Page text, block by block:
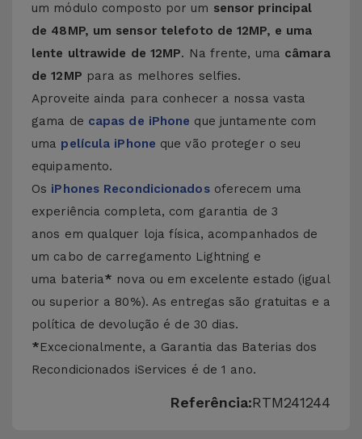
um módulo composto por um sensor principal
de 48MP, um sensor telefoto de 12MP, e uma
lente ultrawide de 12MP. Na frente, uma câmara
de 12MP para as melhores selfies.
Aproveite ainda para conhecer a nossa vasta
gama de capas de iPhone que juntamente com
uma película iPhone que vão proteger o seu
equipamento.
Os iPhones Recondicionadosoferecem uma
experiência completa, com garantia de 3
anos em qualquer loja física, acompanhados de
um cabo de carregamento Lightning e
uma bateria* nova ou em excelente estado (igual
ou superior a 80%). As entregas são gratuitas e a
política de devolução é de 30 dias.
*Excecionalmente, a Garantia das Baterias dos
Recondicionados iServices é de 1 ano.
Referência:RTM241244